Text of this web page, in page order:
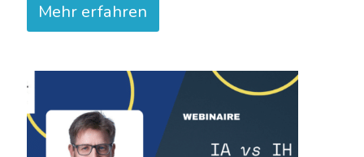
Mehr erfahren